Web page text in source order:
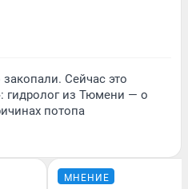
Сейчас это
гидролог из Тюмени — о
потопа
МНЕНИЕ